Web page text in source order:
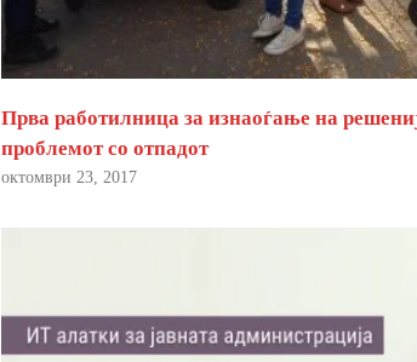
Прва работилница за изнаоѓање на
проблемот со отпадот
октомври 23, 2017